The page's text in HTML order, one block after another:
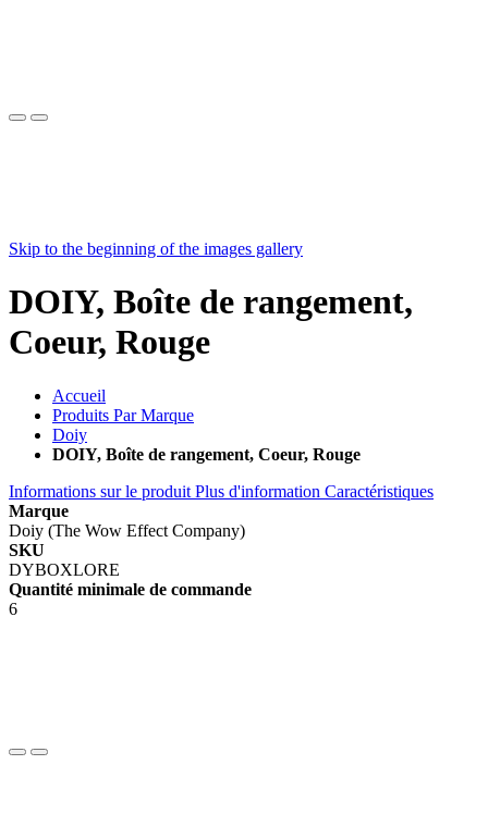
Skip to the beginning of the images gallery
DOIY, Boîte de rangement,
Coeur, Rouge
Accueil
Produits Par Marque
Doiy
DOIY, Boîte de rangement, Coeur, Rouge
Informations sur le produit Plus d'information Caractéristiques
Marque
Doiy (The Wow Effect Company)
SKU
DYBOXLORE
Quantité minimale de commande
6